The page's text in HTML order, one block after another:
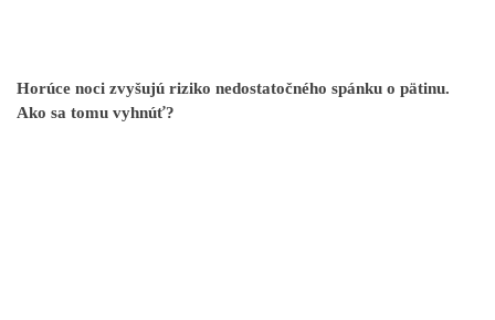
Horúce noci zvyšujú riziko nedostatočného spánku o pätinu.
Ako sa tomu vyhnúť?